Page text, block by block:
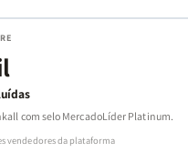
com selo MercadoLíder Platinum.
vendedores da plataforma